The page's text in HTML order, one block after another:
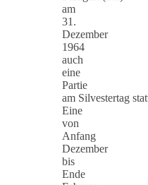
am
31.
Dezember
1964
auch
eine
Partie
am Silvestertag
Eine
von
Anfang
Dezember
bis
Ende